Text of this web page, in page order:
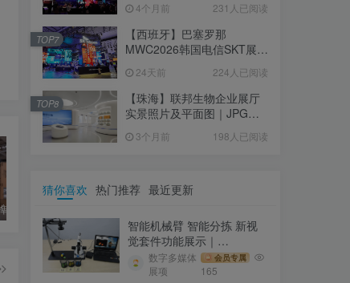
105.67M
4个月前 231人已阅读
【西班牙】巴塞罗那
MWC2026韩国电信SKT展台
个｜16.51M
24天前 224人已阅读
TOP7
【珠海】联邦生物企业展厅
实景照片及平面图｜JPG｜
3个月前 198人已阅读
TOP8
猜你喜欢 热门推荐 最近更新
智能机械臂 智能分拣 新视
觉套件功能展示｜
1280×720｜MP4｜57.06M
数字多媒体
展项
会员专属
165